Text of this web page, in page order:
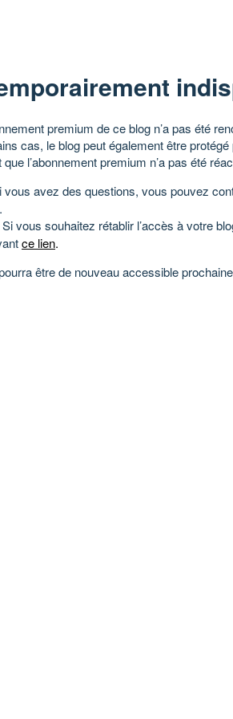
premium de ce blog n’a pas été
cas, le blog peut également être
l’abonnement premium n’a pas été
vous avez des questions, vous pouvez
.
Si vous souhaitez rétablir l’accès à votre
ce lien.
être de nouveau accessible